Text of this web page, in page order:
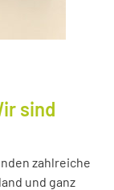
sind
zahlreiche
und ganz